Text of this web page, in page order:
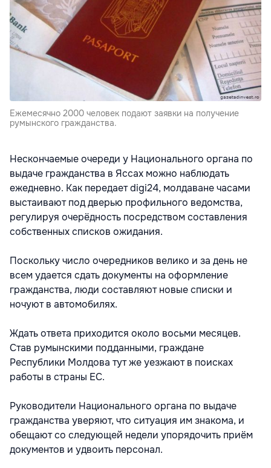
Ежемесячно 2000 человек подают заявки на получение
румынского гражданства.
Нескончаемые очереди у Национального органа по
выдаче гражданства в Яссах можно наблюдать
ежедневно. Как передает digi24, молдаване часами
выстаивают под дверью профильного ведомства,
регулируя очерёдность посредством составления
собственных списков ожидания.
Поскольку число очередников велико и за день не
всем удается сдать документы на оформление
гражданства, люди составляют новые списки и
ночуют в автомобилях.
Ждать ответа приходится около восьми месяцев.
Став румынскими подданными, граждане
Республики Молдова тут же уезжают в поисках
работы в страны ЕС.
Руководители Национального органа по выдаче
гражданства уверяют, что ситуация им знакома, и
обещают со следующей недели упорядочить приём
документов и удвоить персонал.